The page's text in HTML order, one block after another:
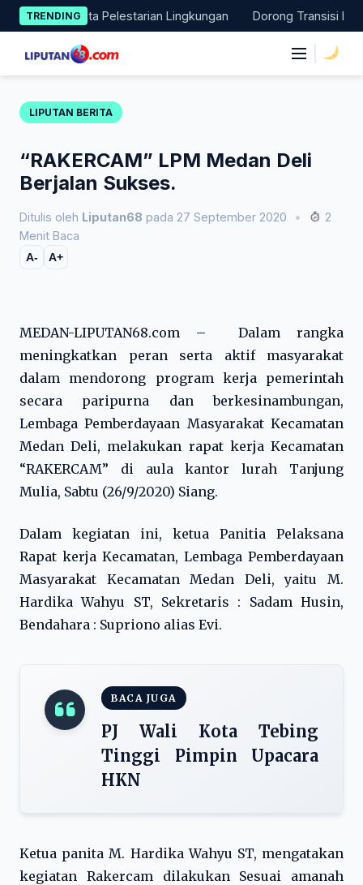
Skip
to
content
TRENDING
Nyata Pelestarian Lingkungan Dorong Transisi Energi di
LIPUTAN BERITA
“RAKERCAM” LPM Medan Deli
Berjalan Sukses.
Ditulis oleh Liputan68 pada 27 September 2020 •
2
Menit Baca
A- A+
MEDAN-LIPUTAN68.com – Dalam rangka
meningkatkan peran serta aktif masyarakat
dalam mendorong program kerja pemerintah
secara paripurna dan berkesinambungan,
Lembaga Pemberdayaan Masyarakat Kecamatan
Medan Deli, melakukan rapat kerja Kecamatan
“RAKERCAM” di aula kantor lurah Tanjung
Mulia, Sabtu (26/9/2020) Siang.
Dalam kegiatan ini, ketua Panitia Pelaksana
Rapat kerja Kecamatan, Lembaga Pemberdayaan
Masyarakat Kecamatan Medan Deli, yaitu M.
Hardika Wahyu ST, Sekretaris : Sadam Husin,
Bendahara : Supriono alias Evi.
BACA JUGA
PJ Wali Kota Tebing
Tinggi Pimpin Upacara
HKN
Ketua panita M. Hardika Wahyu ST, mengatakan
kegiatan Rakercam dilakukan Sesuai amanah